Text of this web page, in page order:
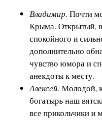
Владимир. Почти
Крыма. Открытый,
спокойного и
дополнительно
чувство юмора и
анекдоты к месту.
Алексей. Молодой,
богатырь наш
все прикольчики и